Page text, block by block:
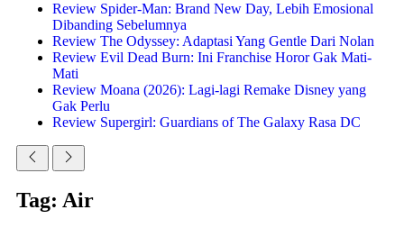
Review Spider-Man: Brand New Day, Lebih Emosional
Dibanding Sebelumnya
Review The Odyssey: Adaptasi Yang Gentle Dari Nolan
Review Evil Dead Burn: Ini Franchise Horor Gak Mati-
Mati
Review Moana (2026): Lagi-lagi Remake Disney yang
Gak Perlu
Review Supergirl: Guardians of The Galaxy Rasa DC
Tag: Air